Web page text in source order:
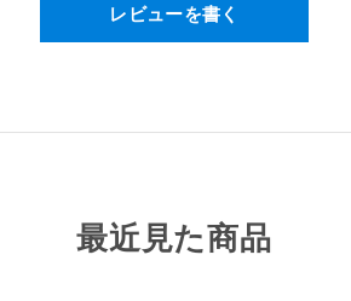
レビューを書く
最近見た商品